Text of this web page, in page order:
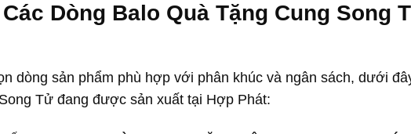
Dòng Balo Quà Tặng Cung Song
dòng sản phẩm phù hợp với phân khúc và ngân sách, dưới
Tử đang được sản xuất tại Hợp Phát: